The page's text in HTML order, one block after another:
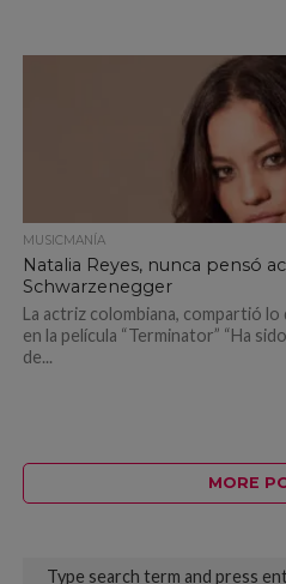
MUSICMANÍA
Natalia Reyes, nunca pensó
Schwarzenegger
La actriz colombiana, compartió lo
en la película “Terminator” “Ha
de...
MORE